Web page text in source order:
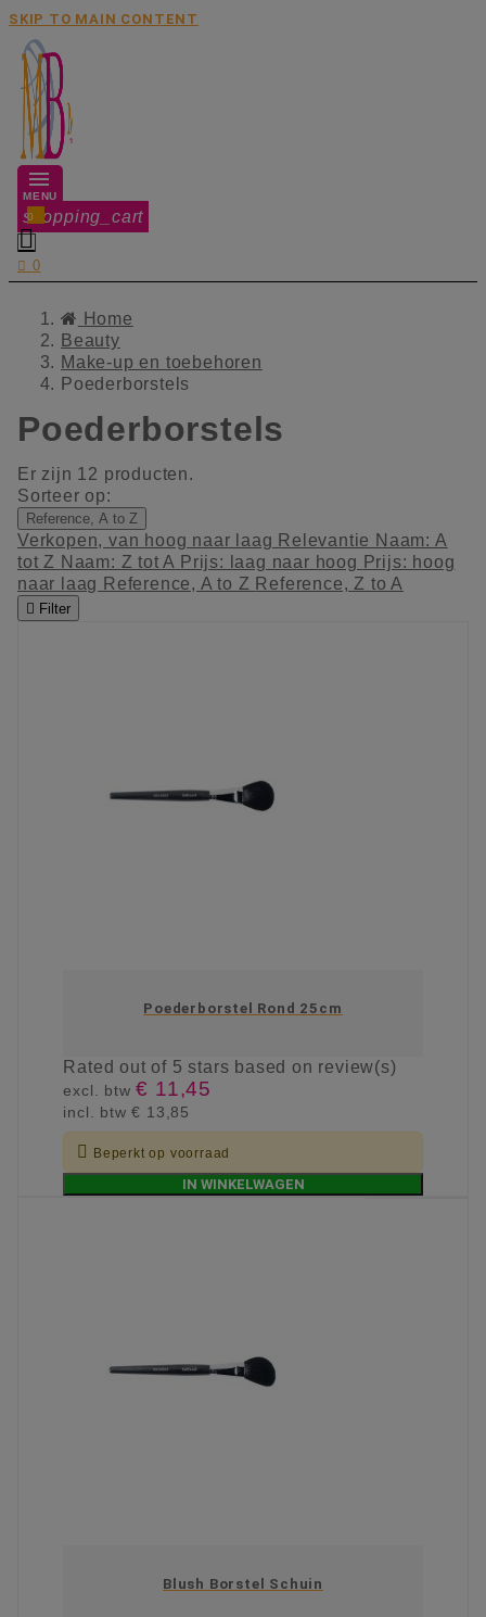
SKIP TO MAIN CONTENT
MENU
shopping_cart
0

 0
Home
Beauty
Make-up en toebehoren
Poederborstels
Poederborstels
Er zijn 12 producten.
Sorteer op:
Reference, A to Z
Verkopen, van hoog naar laag Relevantie Naam: A
tot Z Naam: Z tot A Prijs: laag naar hoog Prijs: hoog
naar laag Reference, A to Z Reference, Z to A
 Filter
Poederborstel Rond 25cm
Ratedout of 5 stars based on review(s)
excl. btw€ 11,45
incl. btw€ 13,85
 Beperkt op voorraad
IN WINKELWAGEN
Blush Borstel Schuin